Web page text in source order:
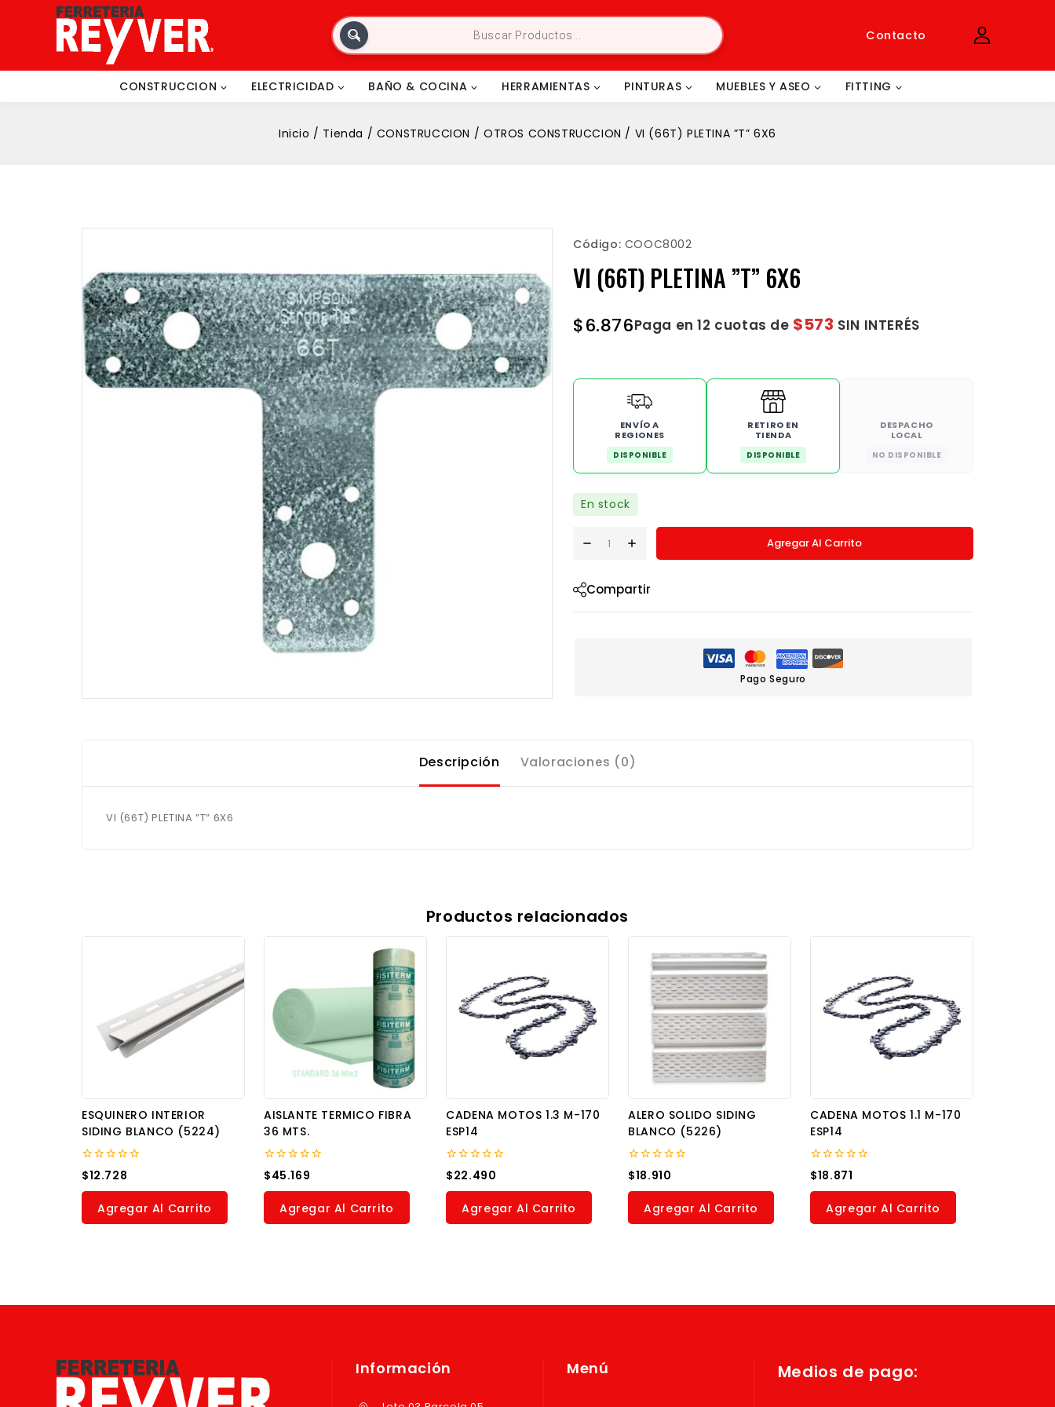
Contacto
CONSTRUCCION ELECTRICIDAD BAÑO & COCINA HERRAMIENTAS PINTURAS MUEBLES Y ASEO FITTING
Inicio / Tienda / CONSTRUCCION / OTROS CONSTRUCCION / VI (66T) PLETINA ”T” 6X6
Código: COOC8002
VI (66T) PLETINA ”T” 6X6
$6.876Paga en 12 cuotas de $573 SIN INTERÉS
ENVÍO A
REGIONES
DISPONIBLE
RETIRO EN
TIENDA
DISPONIBLE
DESPACHO
LOCAL
NO DISPONIBLE
En stock
Agregar Al Carrito
Compartir
Pago Seguro
Descripción Valoraciones (0)
VI (66T) PLETINA ”T” 6X6
Productos relacionados
ESQUINERO INTERIOR
SIDING BLANCO (5224)
0
out
of
$12.728
Agregar Al Carrito
AISLANTE TERMICO FIBRA
36 MTS.
0
out
of
$45.169
Agregar Al Carrito
CADENA MOTOS 1.3 M-170
ESP14
0
out
of
$22.490
Agregar Al Carrito
ALERO SOLIDO SIDING
BLANCO (5226)
0
out
of
$18.910
Agregar Al Carrito
CADENA MOTOS 1.1 M-170
ESP14
0
out
of
$18.871
Agregar Al Carrito
Información Menú Medios de pago: